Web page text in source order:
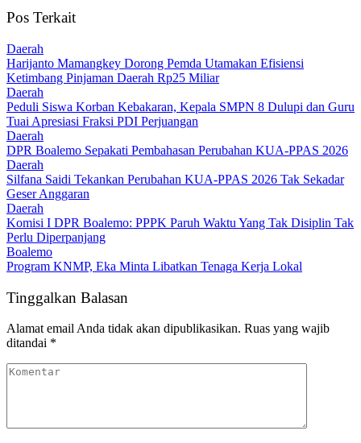
Pos Terkait
Daerah
Harijanto Mamangkey Dorong Pemda Utamakan Efisiensi
Ketimbang Pinjaman Daerah Rp25 Miliar
Daerah
Peduli Siswa Korban Kebakaran, Kepala SMPN 8 Dulupi dan Guru
Tuai Apresiasi Fraksi PDI Perjuangan
Daerah
DPR Boalemo Sepakati Pembahasan Perubahan KUA-PPAS 2026
Daerah
Silfana Saidi Tekankan Perubahan KUA-PPAS 2026 Tak Sekadar
Geser Anggaran
Daerah
Komisi I DPR Boalemo: PPPK Paruh Waktu Yang Tak Disiplin Tak
Perlu Diperpanjang
Boalemo
Program KNMP, Eka Minta Libatkan Tenaga Kerja Lokal
Tinggalkan Balasan
Alamat email Anda tidak akan dipublikasikan. Ruas yang wajib
ditandai *